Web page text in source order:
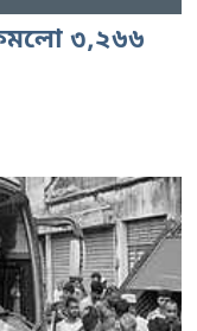
৩,২৬৬